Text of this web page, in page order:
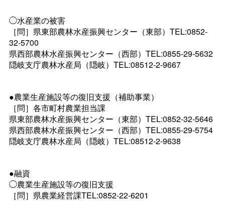
◯水産業の被害
［問］県東部農林水産振興センター（東部）TEL:0852-
32-5700
県西部農林水産振興センター（西部）TEL:0855-29-5632
隠岐支庁農林水産局（隠岐）TEL:08512-2-9667
●農業生産施設等の復旧支援（補助事業）
［問］各市町村農業担当課
県東部農林水産振興センター（東部）TEL:0852-32-5646
県西部農林水産振興センター（西部）TEL:0855-29-5754
隠岐支庁農林水産局（隠岐）TEL:08512-2-9638
●融資
◯農業生産施設等の復旧支援
［問］県農業経営課TEL:0852-22-6201